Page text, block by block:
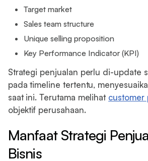
Target market
Sales team structure
Unique selling proposition
Key Performance Indicator (KPI)
Strategi penjualan perlu di-update
pada timeline tertentu,
saat ini. Terutama melihat customer
objektif perusahaan.
Manfaat Strategi
Bisnis